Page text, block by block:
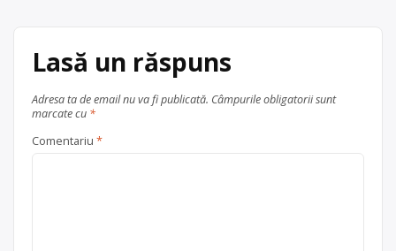
Lasă un răspuns
Adresa ta de email nu va fi publicată. Câmpurile obligatorii sunt
marcate cu *
Comentariu *